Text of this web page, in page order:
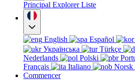
Principal ExplorerListe
English Español
Українська
Türkçe
Nederlands
Polski
Français
Italiano
Norsk
Commencer